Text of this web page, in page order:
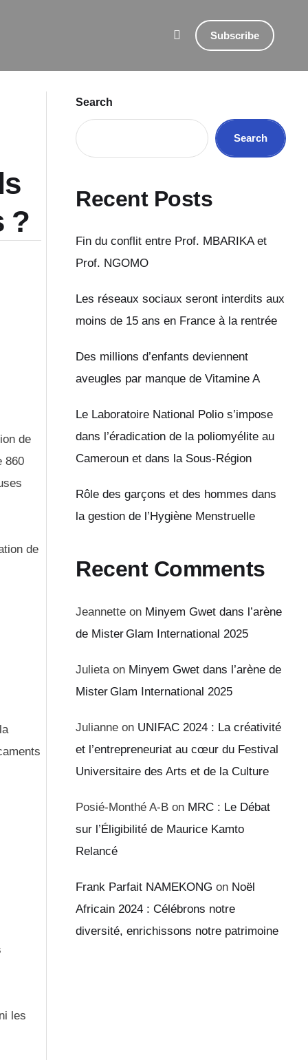
Subscribe
?
de
860
de
les
Search
Search
Recent Posts
Fin du conflit entre Prof. MBARIKA et
Prof. NGOMO
Les réseaux sociaux seront interdits aux
moins de 15 ans en France à la rentrée
Des millions d’enfants deviennent
aveugles par manque de Vitamine A
Le Laboratoire National Polio s’impose
dans l’éradication de la poliomyélite au
Cameroun et dans la Sous-Région
Rôle des garçons et des hommes dans
la gestion de l’Hygiène Menstruelle
Recent Comments
Jeannette on Minyem Gwet dans l’arène
de Mister Glam International 2025
Julieta on Minyem Gwet dans l’arène de
Mister Glam International 2025
Julianne on UNIFAC 2024 : La créativité
et l’entrepreneuriat au cœur du Festival
Universitaire des Arts et de la Culture
Posié-Monthé A-B on MRC : Le Débat
sur l’Éligibilité de Maurice Kamto
Relancé
Frank Parfait NAMEKONG on Noël
Africain 2024 : Célébrons notre
diversité, enrichissons notre patrimoine